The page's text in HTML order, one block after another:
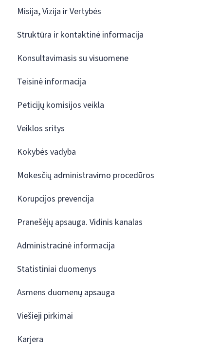
Misija, Vizija ir Vertybės
Struktūra ir kontaktinė informacija
Konsultavimasis su visuomene
Teisinė informacija
Peticijų komisijos veikla
Veiklos sritys
Kokybės vadyba
Mokesčių administravimo procedūros
Korupcijos prevencija
Pranešėjų apsauga. Vidinis kanalas
Administracinė informacija
Statistiniai duomenys
Asmens duomenų apsauga
Viešieji pirkimai
Karjera